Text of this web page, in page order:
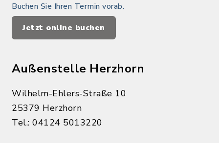
Buchen Sie Ihren Termin vorab.
Jetzt online buchen
Außenstelle Herzhorn
Wilhelm-Ehlers-Straße 10
25379 Herzhorn
Tel.: 04124 5013220